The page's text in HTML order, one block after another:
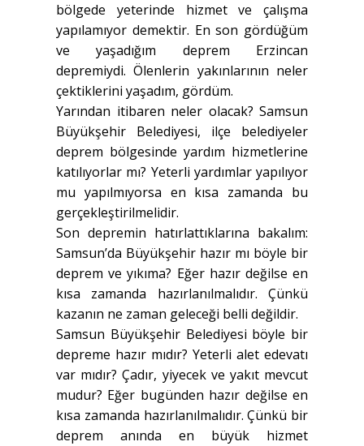
bölgede yeterinde hizmet ve çalışma
yapılamıyor demektir. En son gördüğüm
ve yaşadığım deprem Erzincan
depremiydi. Ölenlerin yakınlarının neler
çektiklerini yaşadım, gördüm.
Yarından itibaren neler olacak? Samsun
Büyükşehir Belediyesi, ilçe belediyeler
deprem bölgesinde yardım hizmetlerine
katılıyorlar mı? Yeterli yardımlar yapılıyor
mu yapılmıyorsa en kısa zamanda bu
gerçekleştirilmelidir.
Son depremin hatırlattıklarına bakalım:
Samsun’da Büyükşehir hazır mı böyle bir
deprem ve yıkıma? Eğer hazır değilse en
kısa zamanda hazırlanılmalıdır. Çünkü
kazanın ne zaman geleceği belli değildir.
Samsun Büyükşehir Belediyesi böyle bir
depreme hazır mıdır? Yeterli alet edevatı
var mıdır? Çadır, yiyecek ve yakıt mevcut
mudur? Eğer bugünden hazır değilse en
kısa zamanda hazırlanılmalıdır. Çünkü bir
deprem anında en büyük hizmet